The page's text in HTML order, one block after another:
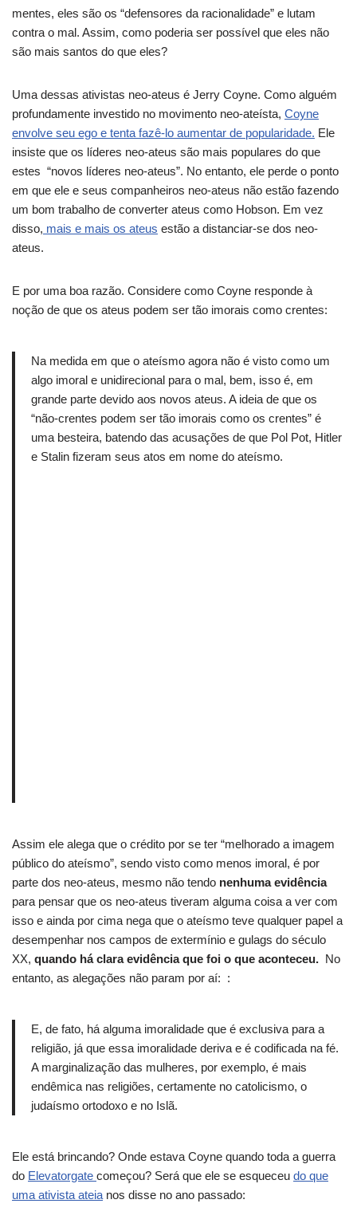
mentes, eles são os “defensores da racionalidade” e lutam
contra o mal. Assim, como poderia ser possível que eles não
são mais santos do que eles?
Uma dessas ativistas neo-ateus é Jerry Coyne. Como alguém
profundamente investido no movimento neo-ateísta, Coyne
envolve seu ego e tenta fazê-lo aumentar de popularidade. Ele
insiste que os líderes neo-ateus são mais populares do que
estes “novos líderes neo-ateus”. No entanto, ele perde o ponto
em que ele e seus companheiros neo-ateus não estão fazendo
um bom trabalho de converter ateus como Hobson. Em vez
disso, mais e mais os ateus estão a distanciar-se dos neo-
ateus.
E por uma boa razão. Considere como Coyne responde à
noção de que os ateus podem ser tão imorais como crentes:
Na medida em que o ateísmo agora não é visto como um
algo imoral e unidirecional para o mal, bem, isso é, em
grande parte devido aos novos ateus. A ideia de que os
“não-crentes podem ser tão imorais como os crentes” é
uma besteira, batendo das acusações de que Pol Pot, Hitler
e Stalin fizeram seus atos em nome do ateísmo.
Assim ele alega que o crédito por se ter “melhorado a imagem
público do ateísmo”, sendo visto como menos imoral, é por
parte dos neo-ateus, mesmo não tendo nenhuma evidência
para pensar que os neo-ateus tiveram alguma coisa a ver com
isso e ainda por cima nega que o ateísmo teve qualquer papel a
desempenhar nos campos de extermínio e gulags do século
XX, quando há clara evidência que foi o que aconteceu. No
entanto, as alegações não param por aí: :
E, de fato, há alguma imoralidade que é exclusiva para a
religião, já que essa imoralidade deriva e é codificada na fé.
A marginalização das mulheres, por exemplo, é mais
endêmica nas religiões, certamente no catolicismo, o
judaísmo ortodoxo e no Islã.
Ele está brincando? Onde estava Coyne quando toda a guerra
do Elevatorgate começou? Será que ele se esqueceu do que
uma ativista ateia nos disse no ano passado: